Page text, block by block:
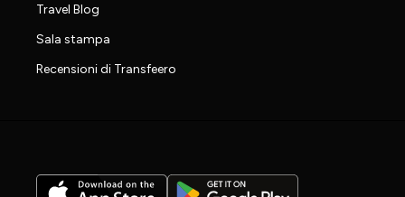
Travel Blog
Sala stampa
Recensioni di Transfeero